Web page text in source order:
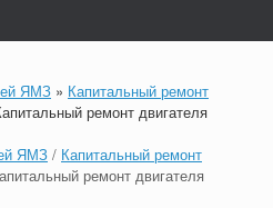
ЯМЗ » Капитальный ремонт
ремонт двигателя
ЯМЗ / Капитальный ремонт
ремонт двигателя